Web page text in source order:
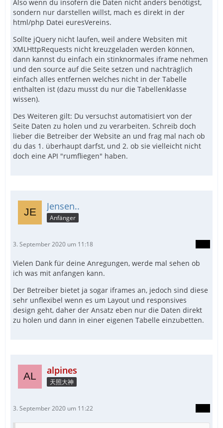
Also wenn du insofern die Daten nicht anders benötigst,
sondern nur darstellen willst, mach es direkt in der
html/php Datei euresVereins.
Sollte jQuery nicht laufen, weil andere Websiten mit
XMLHttpRequests nicht kreuzgeladen werden können,
dann kannst du einfach ein stinknormales iframe nehmen
und den source auf die Seite setzen und nachträglich
einfach alles entfernen welches nicht in der Tabelle
enthalten ist (dazu musst du nur die Tabellenklasse
wissen).
Des Weiteren gilt: Du versuchst automatisiert von der
Seite Daten zu holen und zu verarbeiten. Schreib doch
lieber die Betreiber der Website an und frag mal nach ob
du das 1. überhaupt darfst, und 2. ob sie vielleicht nicht
doch eine API "rumfliegen" haben.
Jensen..
Anfänger
3. September 2020 um 11:18
Vielen Dank für deine Anregungen, werde mal sehen ob
ich was mit anfangen kann.
Der Betreiber bietet ja sogar iframes an, jedoch sind diese
sehr unflexibel wenn es um Layout und responsives
design geht, daher der Ansatz eben nur die Daten direkt
zu holen und dann in einer eigenen Tabelle einzubetten.
alpines
天照大神
3. September 2020 um 11:22